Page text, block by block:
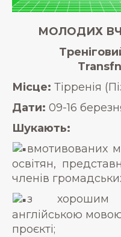
МОЛОДИХ
Місце: Тірренія
Дати: 09-16
Шукають:
вмотивованих
освітян,
членів
з хорошим
англійською
проєкті;